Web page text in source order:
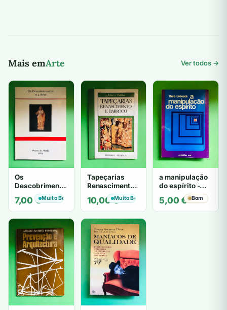
Mais emArte Ver todos →
Os
Descobrimentos
e a Arte
7,00€Muito Bom
Tapeçarias
Renascimento e
Barroco
10,00€
Muito Bom
a manipulação
do espírito -
Theo Löbsack
5,00€ Bom